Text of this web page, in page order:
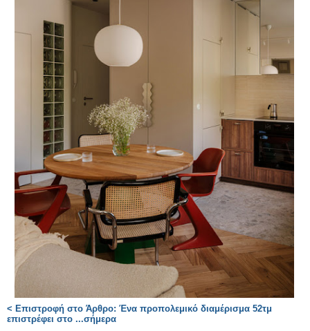
< Επιστροφή στο Άρθρο: Ένα προπολεμικό διαμέρισμα 52τμ
επιστρέφει στο ...σήμερα